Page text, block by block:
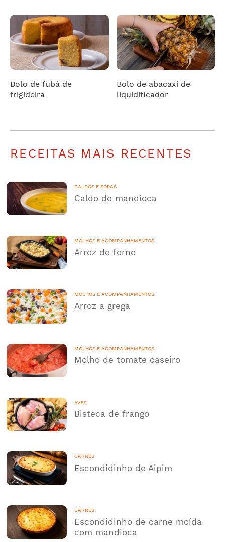
Bolo de fubá de
frigideira
Bolo de abacaxi de
liquidificador
RECEITAS MAIS RECENTES
CALDOS E SOPAS
Caldo de mandioca
MOLHOS E ACOMPANHAMENTOS
Arroz de forno
MOLHOS E ACOMPANHAMENTOS
Arroz a grega
MOLHOS E ACOMPANHAMENTOS
Molho de tomate caseiro
AVES
Bisteca de frango
CARNES
Escondidinho de Aipim
CARNES
Escondidinho de carne moída
com mandioca